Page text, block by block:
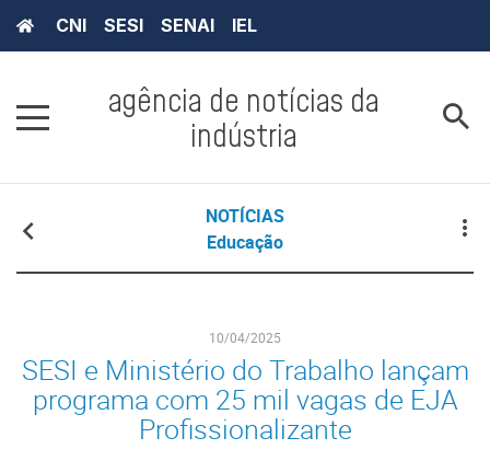
CNI SESI SENAI IEL
agência de notícias da
indústria
NOTÍCIAS
Educação
10/04/2025
SESI e Ministério do Trabalho lançam
programa com 25 mil vagas de EJA
Profissionalizante